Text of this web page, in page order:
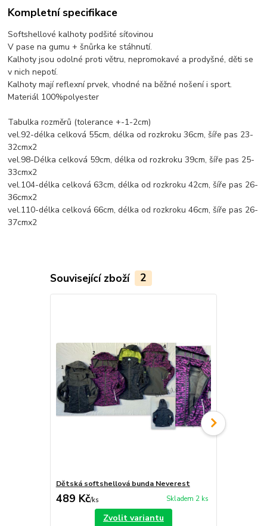
Kompletní specifikace
Softshellové kalhoty podšité síťovinou
V pase na gumu + šnůrka ke stáhnutí.
Kalhoty jsou odolné proti větru, nepromokavé a prodyšné, děti se
v nich nepotí.
Kalhoty mají reflexní prvek, vhodné na běžné nošení i sport.
Materiál 100%polyester
Tabulka rozměrů (tolerance +-1-2cm)
vel.92-délka celková 55cm, délka od rozkroku 36cm, šíře pas 23-
32cmx2
vel.98-Délka celková 59cm, délka od rozkroku 39cm, šíře pas 25-
33cmx2
vel.104-délka celková 63cm, délka od rozkroku 42cm, šíře pas 26-
36cmx2
vel.110-délka celková 66cm, délka od rozkroku 46cm, šíře pas 26-
37cmx2
Související zboží 2
Dětská softshellová bunda Neverest
489 Kč/ks Skladem 2 ks
Zvolit variantu